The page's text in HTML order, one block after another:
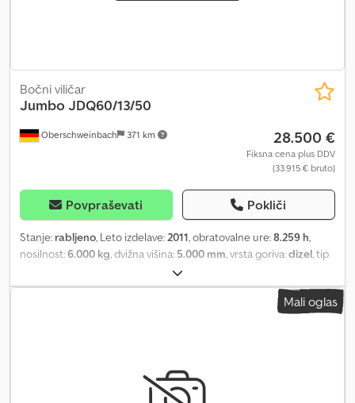
Oberschweinbach 371 km
Bočni viličar
JumboJDQ60/13/50
28.500 €
Fiksna cena plus DDV
(33.915 € bruto)
Povpraševati Pokliči
Stanje: rabljeno, Leto izdelave:2011, obratovalne ure:8.259 h,
nosilnost:6.000 kg, dvižna višina: 5.000 mm, vrsta goriva:dizel, tip
2.800 mm
odstotek, barva:drugo,
Mali oglas